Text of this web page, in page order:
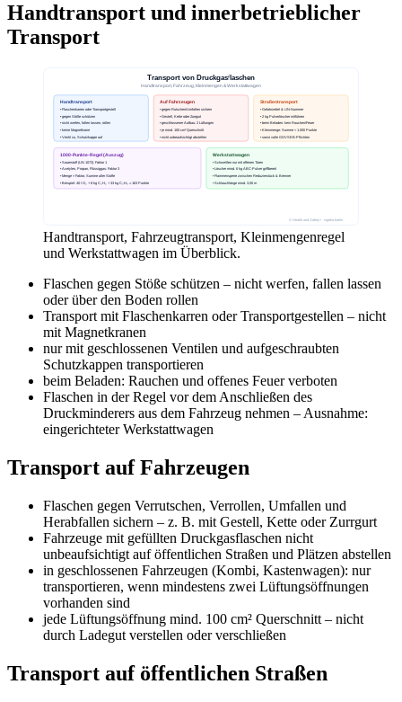
Handtransport und innerbetrieblicher
Transport
Handtransport, Fahrzeugtransport, Kleinmengenregel
und Werkstattwagen im Überblick.
Flaschen gegen Stöße schützen – nicht werfen, fallen lassen
oder über den Boden rollen
Transport mit Flaschenkarren oder Transportgestellen – nicht
mit Magnetkranen
nur mit geschlossenen Ventilen und aufgeschraubten
Schutzkappen transportieren
beim Beladen: Rauchen und offenes Feuer verboten
Flaschen in der Regel vor dem Anschließen des
Druckminderers aus dem Fahrzeug nehmen – Ausnahme:
eingerichteter Werkstattwagen
Transport auf Fahrzeugen
Flaschen gegen Verrutschen, Verrollen, Umfallen und
Herabfallen sichern – z. B. mit Gestell, Kette oder Zurrgurt
Fahrzeuge mit gefüllten Druckgasflaschen nicht
unbeaufsichtigt auf öffentlichen Straßen und Plätzen abstellen
in geschlossenen Fahrzeugen (Kombi, Kastenwagen): nur
transportieren, wenn mindestens zwei Lüftungsöffnungen
vorhanden sind
jede Lüftungsöffnung mind. 100 cm² Querschnitt – nicht
durch Ladegut verstellen oder verschließen
Transport auf öffentlichen Straßen